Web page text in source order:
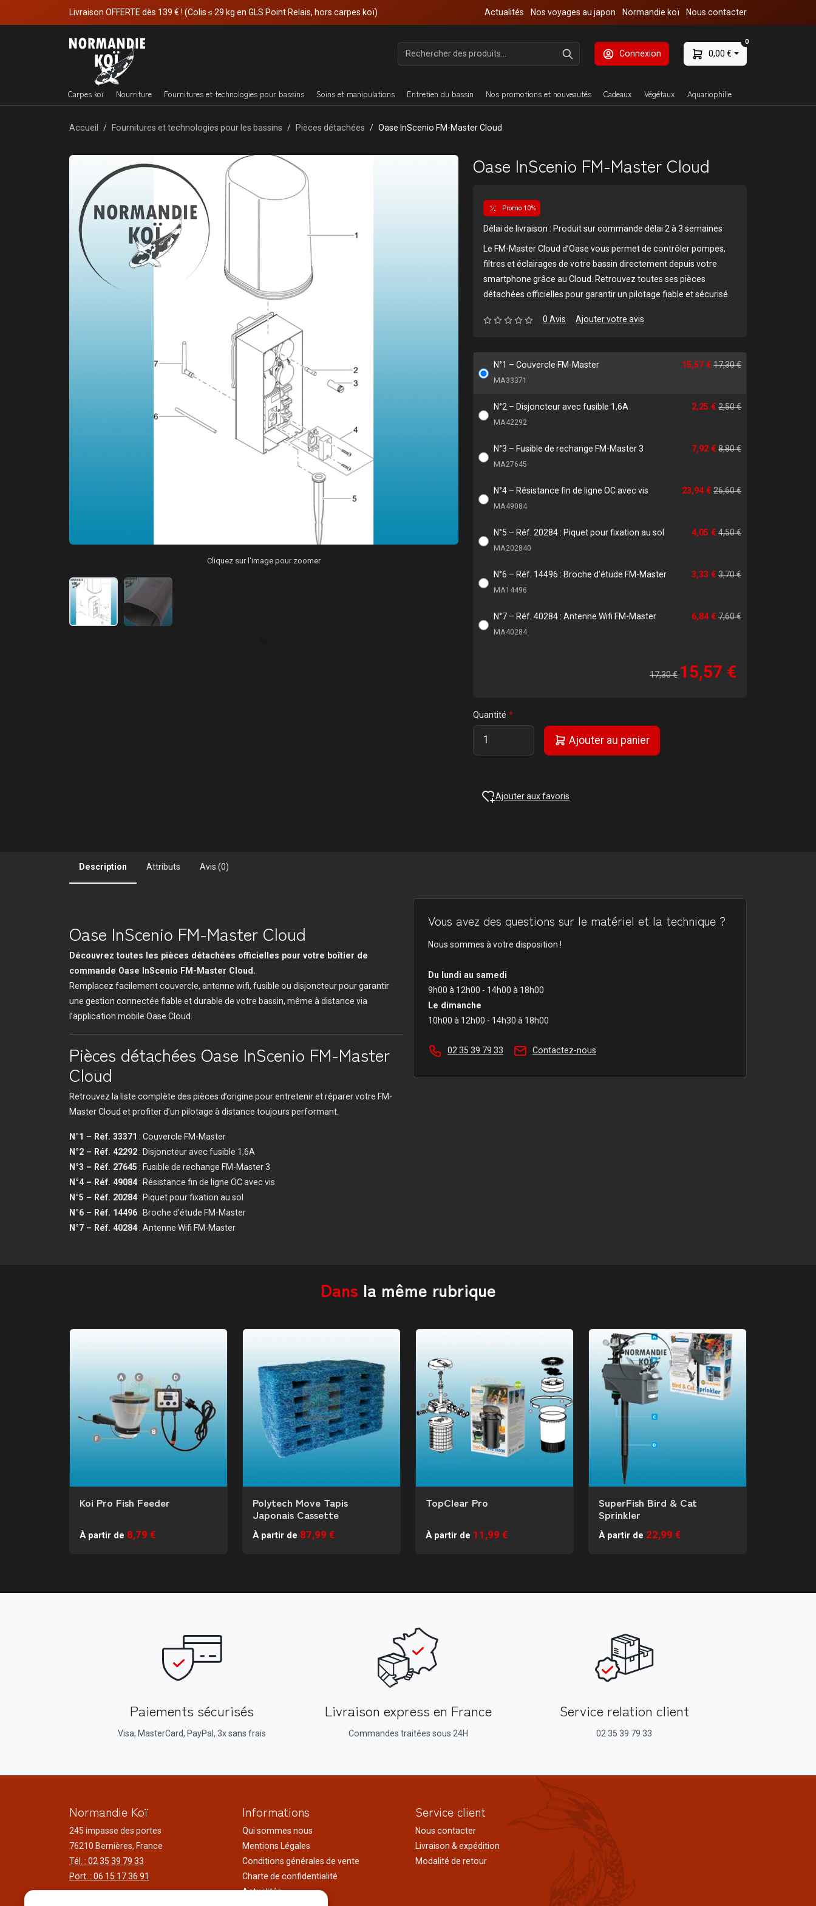
Livraison OFFERTE dès 139 € ! (Colis ≤ 29 kg en GLS Point Relais, hors carpes koï) Actualités Nos voyages au japon Normandie koï Nous contacter
Connexion 0,00 €
0
Carpes koï Nourriture Fournitures et technologies pour bassins Soins et manipulations Entretien du bassin Nos promotions et nouveautés Cadeaux Végétaux Aquariophilie
Accueil Fournitures et technologies pour les bassins Pièces détachées Oase InScenio FM-Master Cloud
Cliquez sur l'image pour zoomer
Oase InScenio FM-Master Cloud
Promo 10%
Délai de livraison : Produit sur commande délai 2 à 3 semaines
Le FM-Master Cloud d’Oase vous permet de contrôler pompes,
filtres et éclairages de votre bassin directement depuis votre
smartphone grâce au Cloud. Retrouvez toutes ses pièces
détachées officielles pour garantir un pilotage fiable et sécurisé.
0 Avis Ajouter votre avis
N°1 – Couvercle FM-Master
MA33371
15,57 € 17,30 €
N°2 – Disjoncteur avec fusible 1,6A
MA42292
2,25 € 2,50 €
N°3 – Fusible de rechange FM-Master 3
MA27645
7,92 € 8,80 €
N°4 – Résistance fin de ligne OC avec vis
MA49084
23,94 € 26,60 €
N°5 – Réf. 20284 : Piquet pour fixation au sol
MA202840
4,05 € 4,50 €
N°6 – Réf. 14496 : Broche d’étude FM-Master
MA14496
3,33 € 3,70 €
N°7 – Réf. 40284 : Antenne Wifi FM-Master
MA40284
6,84 € 7,60 €
17,30 € 15,57 €
Quantité
Ajouter au panier
Ajouter aux favoris
Description Attributs Avis (0)
Oase InScenio FM-Master Cloud
Découvrez toutes les pièces détachées officielles pour votre boîtier de
commande Oase InScenio FM-Master Cloud.
Remplacez facilement couvercle, antenne wifi, fusible ou disjoncteur pour garantir
une gestion connectée fiable et durable de votre bassin, même à distance via
l’application mobile Oase Cloud.
Pièces détachées Oase InScenio FM-Master
Cloud
Retrouvez la liste complète des pièces d’origine pour entretenir et réparer votre FM-
Master Cloud et profiter d’un pilotage à distance toujours performant.
N°1 – Réf. 33371 : Couvercle FM-Master
N°2 – Réf. 42292 : Disjoncteur avec fusible 1,6A
N°3 – Réf. 27645 : Fusible de rechange FM-Master 3
N°4 – Réf. 49084: Résistance fin de ligne OC avec vis
N°5 – Réf. 20284: Piquet pour fixation au sol
N°6 – Réf. 14496 : Broche d’étude FM-Master
N°7 – Réf. 40284: Antenne Wifi FM-Master
Vous avez des questions sur le matériel et la technique ?
Nous sommes à votre disposition !
Du lundi au samedi
9h00 à 12h00 - 14h00 à 18h00
Le dimanche
10h00 à 12h00 - 14h30 à 18h00
02 35 39 79 33 Contactez-nous
Dans la même rubrique
Koi Pro Fish Feeder
À partir de 8,79 €
Polytech Move Tapis
Japonais Cassette
À partir de 87,99 €
TopClear Pro
À partir de 11,99 €
SuperFish Bird & Cat
Sprinkler
À partir de 22,99 €
Paiements sécurisés
Visa, MasterCard, PayPal, 3x sans frais
Livraison express en France
Commandes traitées sous 24H
Service relation client
02 35 39 79 33
Normandie Koï
245 impasse des portes
76210 Bernières, France
Tél. : 02 35 39 79 33
Port. : 06 15 17 36 91
Informations
Qui sommes nous
Mentions Légales
Conditions générales de vente
Charte de confidentialité
Actualités
Service client
Nous contacter
Livraison & expédition
Modalité de retour